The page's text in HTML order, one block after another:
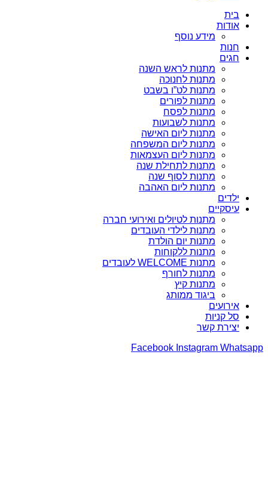
בית
אודות
מידע נוסף
חנות
חגים
מתנות לראש השנה
מתנות לחנוכה
מתנות לט”ו בשבט
מתנות לפורים
מתנות לפסח
מתנות לשבועות
מתנות ליום האישה
מתנות ליום המשפחה
מתנות ליום העצמאות
מתנות לתחילת שנה
מתנות לסוף שנה
מתנות ליום האהבה
ילדים
עיסקיים
מתנות לטיולים ואירועי חברה
מתנות לילדי העובדים
מתנות יום הולדת
מתנות ללקוחות
מתנות WELCOME לעובדים
מתנות לחורף
מתנות קיץ
ביגוד ממותג
אירועים
סל קניות
יצירת קשר
Facebook Instagram Whatsapp